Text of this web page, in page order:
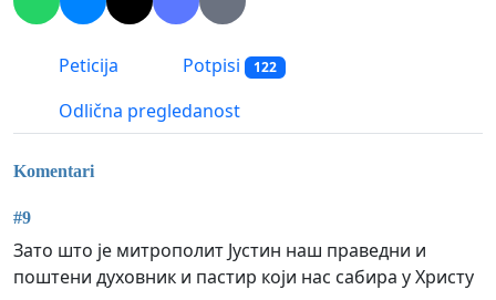
Peticija Potpisi 122
Odlična pregledanost
Komentari
#9
Зато што је митрополит Јустин наш праведни и
поштени духовник и пастир који нас сабира у Христу